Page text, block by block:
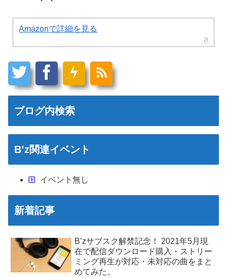
Amazonで詳細を見る
ブログ内検索
B’z関連イベント
イベント無し
新着記事
B’zサブスク解禁記念！ 2021年5月現
在で配信ダウンロード購入・ストリー
ミング再生が対応・未対応の曲をまと
めてみた。